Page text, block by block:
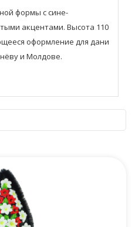
формы с сине-
акцентами. Высота 110
оформление для дани
и Молдове.